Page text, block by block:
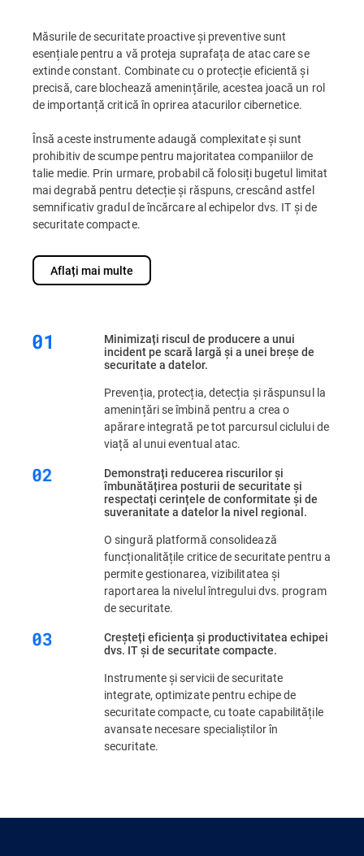
Măsurile de securitate proactive și preventive sunt
esențiale pentru a vă proteja suprafața de atac care se
extinde constant. Combinate cu o protecție eficientă și
precisă, care blochează amenințările, acestea joacă un rol
de importanță critică în oprirea atacurilor cibernetice.
Însă aceste instrumente adaugă complexitate și sunt
prohibitiv de scumpe pentru majoritatea companiilor de
talie medie. Prin urmare, probabil că folosiți bugetul limitat
mai degrabă pentru detecție și răspuns, crescând astfel
semnificativ gradul de încărcare al echipelor dvs. IT și de
securitate compacte.
Aflați mai multe
Minimizați riscul de producere a unui
incident pe scară largă și a unei breșe de
securitate a datelor.
Prevenția, protecția, detecția și răspunsul la
amenințări se îmbină pentru a crea o
apărare integrată pe tot parcursul ciclului de
viață al unui eventual atac.
Demonstrați reducerea riscurilor și
îmbunătățirea posturii de securitate și
respectați cerințele de conformitate și de
suveranitate a datelor la nivel regional.
O singură platformă consolidează
funcționalitățile critice de securitate pentru a
permite gestionarea, vizibilitatea și
raportarea la nivelul întregului dvs. program
de securitate.
Creșteți eficiența și productivitatea echipei
dvs. IT și de securitate compacte.
Instrumente și servicii de securitate
integrate, optimizate pentru echipe de
securitate compacte, cu toate capabilitățile
avansate necesare specialiștilor în
securitate.